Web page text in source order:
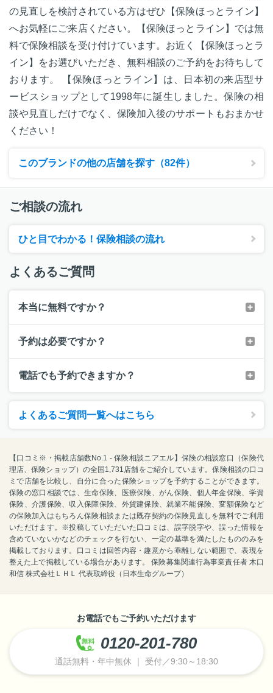
の見直しを検討されている方はぜひ【保険ほっとライン】
へお気軽にご来店ください。【保険ほっとライン】では無
料で保険相談を受け付けています。お近く【保険ほっとラ
イン】をお選びいただき、無料相談のご予約をお待ちして
おります。 【保険ほっとライン】は、日本初の来店型サ
ービスショップとして1998年に誕生しました。保険の相
談や見直しだけでなく、保険加入後のサポートもおまかせ
ください！
このブランドの他の店舗を探す（82件）
ご相談の流れ
ひと目でわかる！保険相談の流れ
よくあるご質問
本当に無料ですか？
予約は必要ですか？
電話でも予約できますか？
よくあるご質問一覧へはこちら
【口コミ※・掲載店舗数No.1 - 保険相談ニアエル】保険の相談窓口（保険代
理店、保険ショップ）の全国1,731店舗をご紹介しています。保険相談の口コ
ミで店舗を比較し、自分に合った保険ショップを予約することができます。
保険の窓口相談では、生命保険、医療保険、がん保険、個人年金保険、学資
保険、介護保険、収入保障保険、外貨建保険、就業不能保険、変額保険など
の保険加入はもちろん保険相談または既存契約の保険見直しを無料でご利用
いただけます。※投稿していただいた口コミは、誤字脱字や、誤った情報を
含めていないかなどのチェックを行ない、一定の基準を満たしたもののみを
掲載しております。口コミは回答内容・趣意から乖離しない範囲で、表現を
整えた上で掲載している場合があります。 保険募集関連行為事業責任者 木口
和信 株式会社ＬＨＬ 代表取締役（日本生命グループ）
お電話でもご予約いただけます
0120-201-780
通話無料・年中無休 ｜ 受付／9:30～18:30